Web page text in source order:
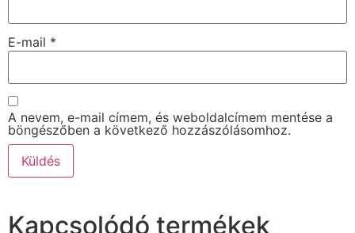
E-mail *
A nevem, e-mail címem, és weboldalcímem mentése a
böngészőben a következő hozzászólásomhoz.
Kapcsolódó termékek